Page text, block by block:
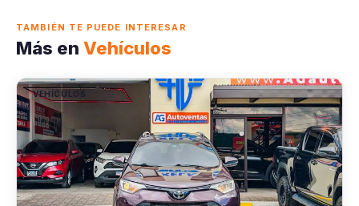
TAMBIÉN TE PUEDE INTERESAR
Más en Vehículos
VEHÍCULOS